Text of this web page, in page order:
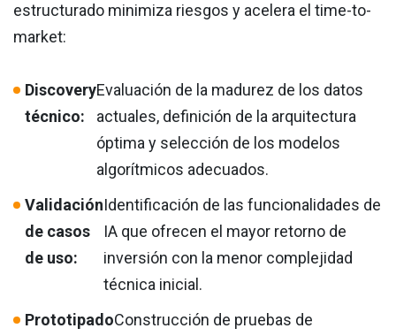
estructurado minimiza riesgos y acelera el time-to-
market:
Discovery
técnico:
Evaluación de la madurez de los datos
actuales, definición de la arquitectura
óptima y selección de los modelos
algorítmicos adecuados.
Validación
de casos
de uso:
Identificación de las funcionalidades de
IA que ofrecen el mayor retorno de
inversión con la menor complejidad
técnica inicial.
PrototipadoConstrucción de pruebas de